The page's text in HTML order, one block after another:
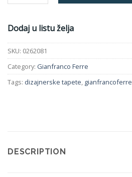
Dodaj u listu želja
SKU: 0262081
Category: Gianfranco Ferre
Tags: dizajnerske tapete, gianfrancoferre
DESCRIPTION